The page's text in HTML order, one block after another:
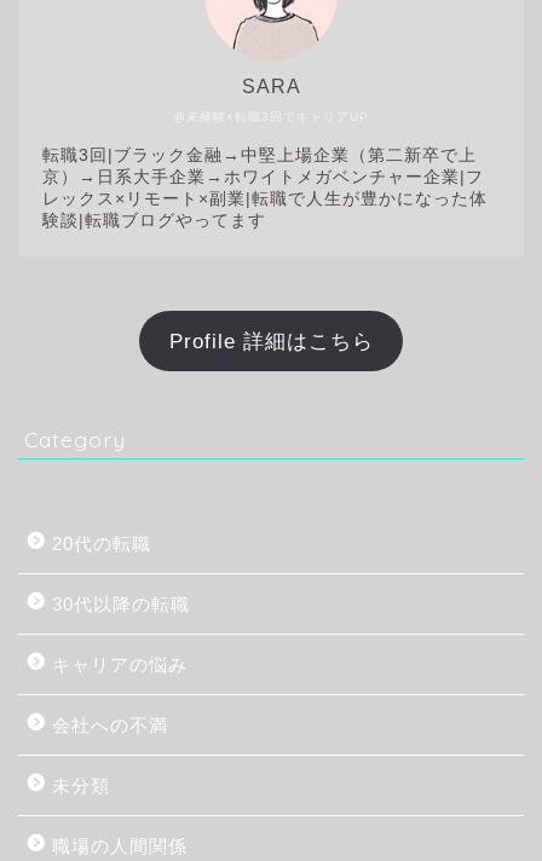
@未経験×転職3回でキャリアUP
SARA
転職3回| ブラック金融→中堅上場企業（第二新卒で上
京）→日系大手企業→ホワイトメガベンチャー企業|フ
レックス×リモート×副業|転職で人生が豊かになった体
験談|転職ブログやってます
Profile 詳細はこちら
Category
20代の転職
30代以降の転職
キャリアの悩み
会社への不満
未分類
職場の人間関係